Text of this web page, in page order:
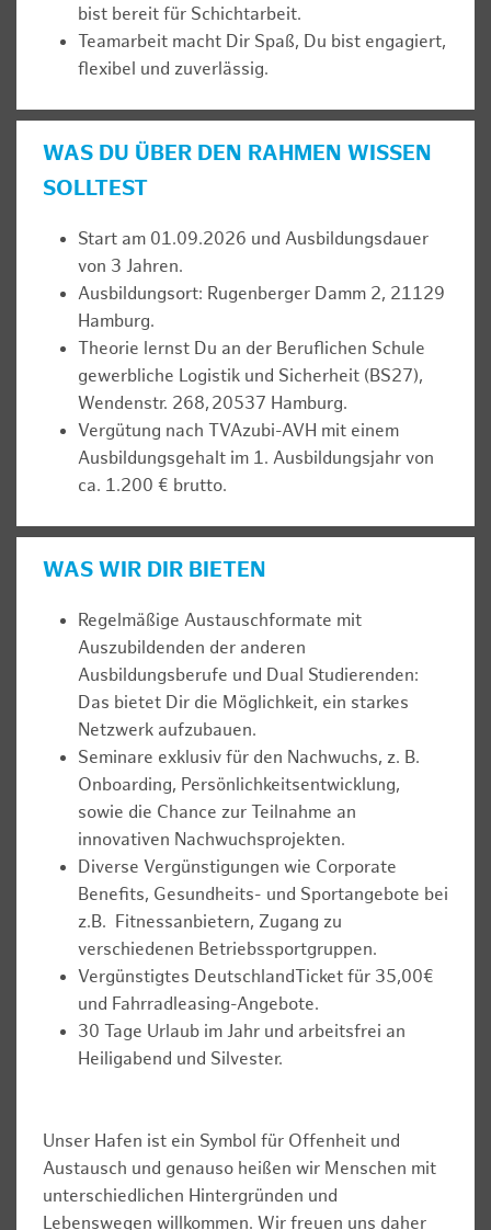
bist bereit für Schichtarbeit.
Teamarbeit macht Dir Spaß, Du bist engagiert,
flexibel und zuverlässig.
WAS DU ÜBER DEN RAHMEN WISSEN
SOLLTEST
Start am 01.09.2026 und Ausbildungsdauer
von 3 Jahren.
Ausbildungsort: Rugenberger Damm 2, 21129
Hamburg.
Theorie lernst Du an der Beruflichen Schule
gewerbliche Logistik und Sicherheit (BS27),
Wendenstr. 268, 20537 Hamburg.
Vergütung nach TVAzubi-AVH mit einem
Ausbildungsgehalt im 1. Ausbildungsjahr von
ca. 1.200 € brutto.
WAS WIR DIR BIETEN
Regelmäßige Austauschformate mit
Auszubildenden der anderen
Ausbildungsberufe und Dual Studierenden:
Das bietet Dir die Möglichkeit, ein starkes
Netzwerk aufzubauen.
Seminare exklusiv für den Nachwuchs, z. B.
Onboarding, Persönlichkeitsentwicklung,
sowie die Chance zur Teilnahme an
innovativen Nachwuchsprojekten.
Diverse Vergünstigungen wie Corporate
Benefits, Gesundheits- und Sportangebote bei
z.B. Fitnessanbietern, Zugang zu
verschiedenen Betriebssportgruppen.
Vergünstigtes DeutschlandTicket für 35,00€
und Fahrradleasing-Angebote.
30 Tage Urlaub im Jahr und arbeitsfrei an
Heiligabend und Silvester.
Unser Hafen ist ein Symbol für Offenheit und
Austausch und genauso heißen wir Menschen mit
unterschiedlichen Hintergründen und
Lebenswegen willkommen. Wir freuen uns daher